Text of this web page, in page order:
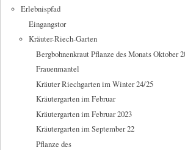
Erlebnispfad
Eingangstor
Kräuter-Riech-Garten
Bergbohnenkraut Pflanze des Monats Oktober
Frauenmantel
Kräuter Riechgarten im Winter 24/25
Kräutergarten im Februar
Kräutergarten im Februar 2023
Kräutergarten im September 22
Pflanze des